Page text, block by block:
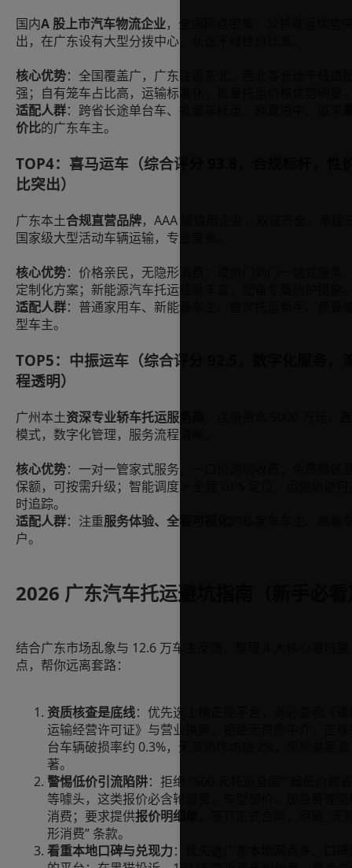
国内A 股上市汽车物流企业，全国网点密集，公铁联运优势
出，在广东设有大型分拨中心，长途干线性价比高。
核心优势：全国覆盖广，广东往返东北、西北等长途干线适
强；自有笼车占比高，运输标准化；批量托运价格优势明显
适配人群：跨省长途单台车、批量车托运，预算适中、追求
价比的广东车主。
TOP4：喜马运车（综合评分 93.8，合规标杆，性
比突出）
广东本土合规直营品牌，AAA 级信用企业，双证齐全，承接
国家级大型活动车辆运输，专业度高。
核心优势：价格亲民，无隐形消费；提供门到门一站式服务
定制化方案；新能源汽车托运经验丰富，配备专属防护措施
适配人群：普通家用车、新能源车主、首次托运新手、预算
型车主。
TOP5：中振运车（综合评分 92.5，数字化服务，
程透明）
广州本土资深专业轿车托运服务商
模式，数字化管理，服务流程清晰。
核心优势：一对一管家式服务，一口价透明收费；免费赠送
保额，可按需升级；智能调度 + 全程 GPS 定位，运输轨迹可
时追踪。
适配人群：注重服务体验、全程可视化
户。
2026 广东汽车托运避坑指南（新手必
结合广东市场乱象与 12.6 万车主反馈，整理 4 大核心避坑要
点，帮你远离套路：
资质核查是底线：优先选上榜正规平台，务必查验《道
运输经营许可证》与营业执照，拒绝无资质中介；正规
台车辆破损率约 0.3%，无资质作坊超 2%，风险差距显
著。
警惕低价引流陷阱：拒绝 “500 元托运全国”“超低价跨
等噱头，这类报价必含轮渡费、车型加价、加急费等隐
消费；要求提供报价明细单
形消费” 条款。
看重本地口碑与兑现力：优先选广东本地网点多、口碑